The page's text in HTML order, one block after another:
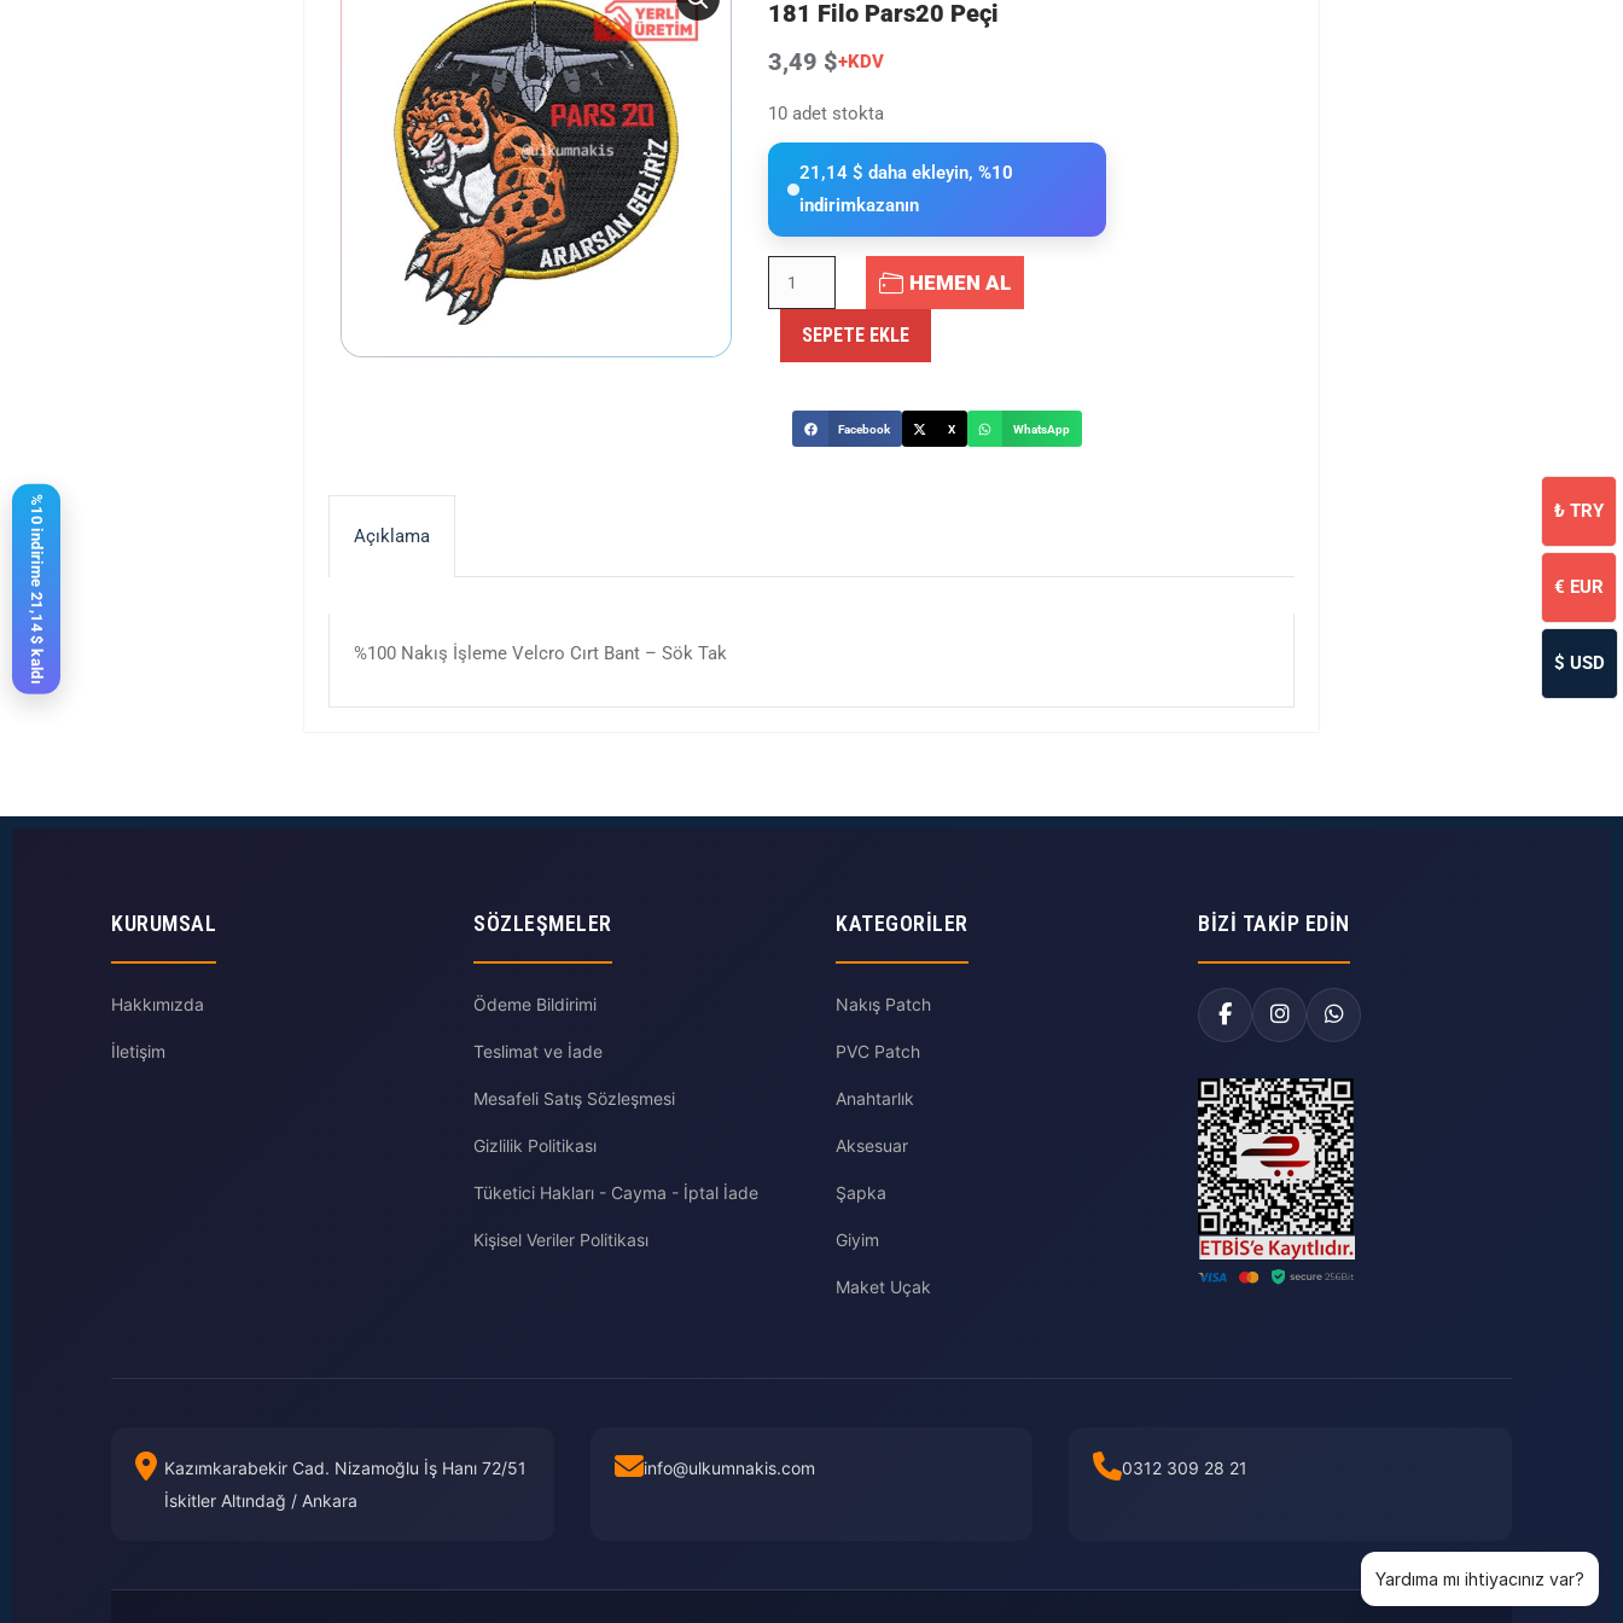
181 Filo Pars20 Peçi
3,49 $+KDV
10 adet stokta
21,14 $ daha ekleyin, %10
indirimkazanın
HEMEN AL
SEPETE EKLE
Facebook X WhatsApp
Açıklama
%100 Nakış İşleme Velcro Cırt Bant – Sök Tak
KURUMSAL
Hakkımızda
İletişim
SÖZLEŞMELER
Ödeme Bildirimi
Teslimat ve İade
Mesafeli Satış Sözleşmesi
Gizlilik Politikası
Tüketici Hakları - Cayma - İptal İade
Kişisel Veriler Politikası
KATEGORILER
Nakış Patch
PVC Patch
Anahtarlık
Aksesuar
Şapka
Giyim
Maket Uçak
BIZI TAKIP EDIN
Kazımkarabekir Cad. Nizamoğlu İş Hanı 72/51
İskitler Altındağ / Ankara
info@ulkumnakis.com 0312 309 28 21
%10 indirime 21,14 $ kaldı ₺ TRY
€ EUR
$ USD
Yardıma mı ihtiyacınız var?